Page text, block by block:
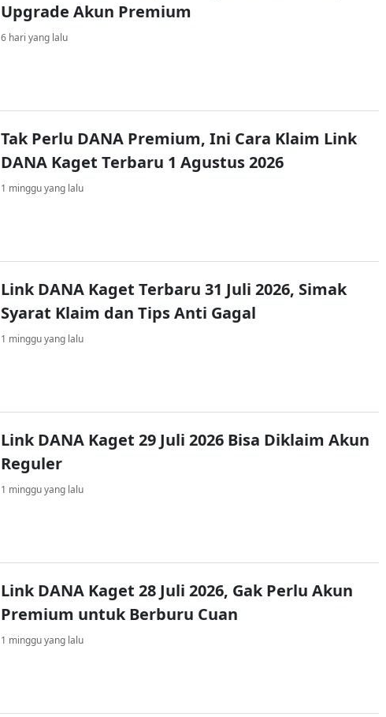
Upgrade Akun Premium
6 hari yang lalu
Tak Perlu DANA Premium, Ini Cara Klaim Link
DANA Kaget Terbaru 1 Agustus 2026
1 minggu yang lalu
Link DANA Kaget Terbaru 31 Juli 2026, Simak
Syarat Klaim dan Tips Anti Gagal
1 minggu yang lalu
Link DANA Kaget 29 Juli 2026 Bisa Diklaim Akun
Reguler
1 minggu yang lalu
Link DANA Kaget 28 Juli 2026, Gak Perlu Akun
Premium untuk Berburu Cuan
1 minggu yang lalu